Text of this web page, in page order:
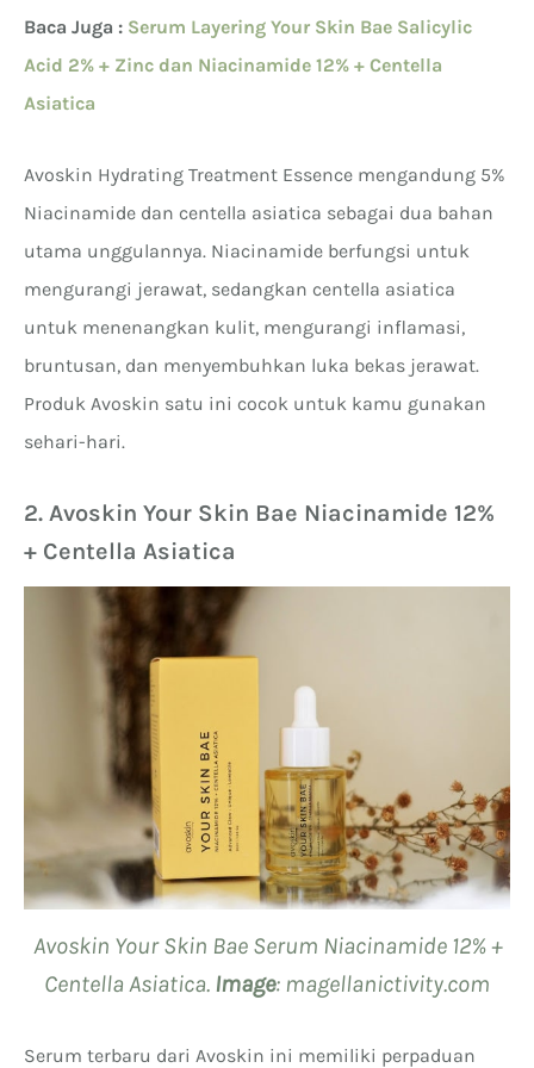
Baca Juga : Serum Layering Your Skin Bae Salicylic
Acid 2% + Zinc dan Niacinamide 12% + Centella
Asiatica
Avoskin Hydrating Treatment Essence mengandung 5%
Niacinamide dan centella asiatica sebagai dua bahan
utama unggulannya. Niacinamide berfungsi untuk
mengurangi jerawat, sedangkan centella asiatica
untuk menenangkan kulit, mengurangi inflamasi,
bruntusan, dan menyembuhkan luka bekas jerawat.
Produk Avoskin satu ini cocok untuk kamu gunakan
sehari-hari.
2. Avoskin Your Skin Bae Niacinamide 12%
+ Centella Asiatica
Avoskin Your Skin Bae Serum Niacinamide 12% +
Centella Asiatica. Image: magellanictivity.com
Serum terbaru dari Avoskin ini memiliki perpaduan